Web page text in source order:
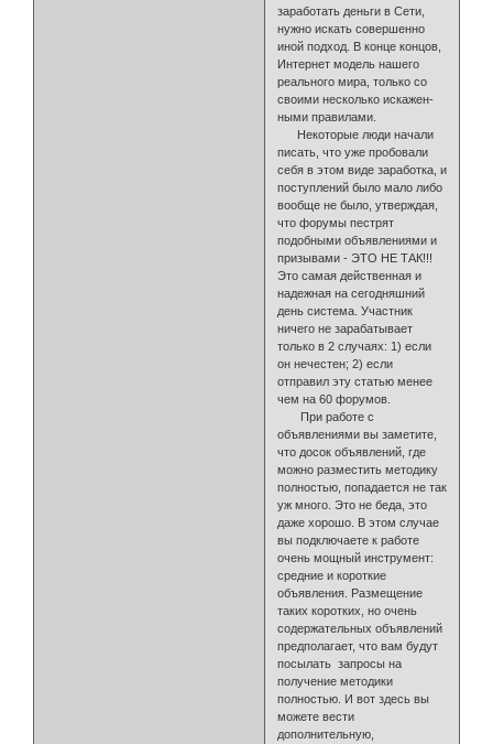
заработать деньги в Сети,
нужно искать совершенно
иной подход. В конце концов,
Интернет модель нашего
реального мира, только со
своими несколько искажен­
ными правилами.
Некоторые люди начали
писать, что уже пробовали
себя в этом виде заработка, и
поступлений было мало либо
вообще не было, утверждая,
что форумы пестрят
подобными объявлениями и
призывами - ЭТО НЕ ТАК!!!
Это самая действенная и
надежная на сегодняшний
день система. Участник
ничего не зарабаты­вает
только в 2 случаях: 1) если
он нечестен; 2) если
отправил эту статью менее
чем на 60 форумов.
При работе с
объявлениями вы заметите,
что досок объявлений, где
можно разместить методику
полностью, попадается не так
уж много. Это не беда, это
даже хорошо. В этом случае
вы подключаете к работе
очень мощный инструмент:
средние и короткие
объявления. Размещение
таких коротких, но очень
содержательных объявлений
предполагает, что вам будут
посылать запросы на
получение методики
полностью. И вот здесь вы
можете вести
дополнительную,